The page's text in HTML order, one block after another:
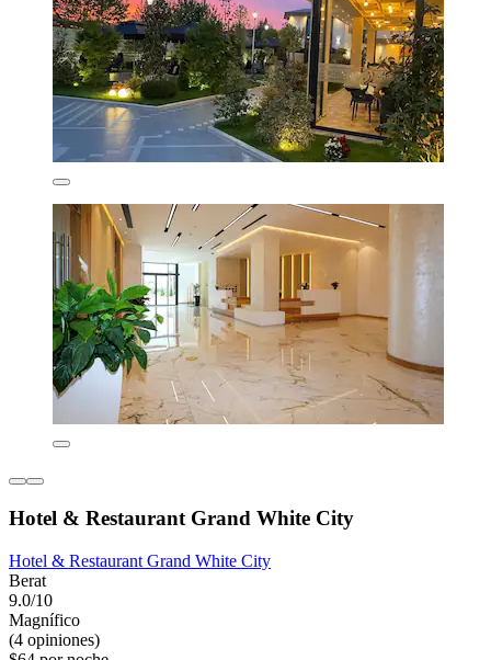
Hotel & Restaurant Grand White City
Hotel & Restaurant Grand White City
Berat
9.0/10
Magnífico
(4 opiniones)